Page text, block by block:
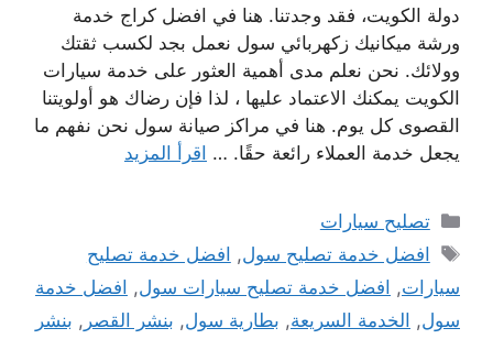
دولة الكويت، فقد وجدتنا. هنا في افضل كراج خدمة
ورشة ميكانيك زكهربائي سول نعمل بجد لكسب ثقتك
وولائك. نحن نعلم مدى أهمية العثور على خدمة سيارات
الكويت يمكنك الاعتماد عليها ، لذا فإن رضاك ​​هو أولويتنا
القصوى كل يوم. هنا في مراكز صيانة سول نحن نفهم ما
يجعل خدمة العملاء رائعة حقًا. … اقرأ المزيد
التصنيفات
تصليح سيارات
الوسوم
افضل خدمة تصليح سول, افضل خدمة تصليح
سيارات, افضل خدمة تصليح سيارات سول, افضل خدمة
سول, الخدمة السريعة, بطارية سول, بنشر القصر , بنشر